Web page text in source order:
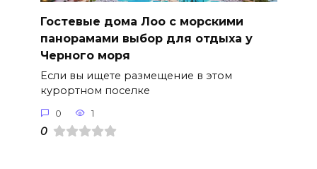
Гостевые дома Лоо с морскими
панорамами выбор для отдыха у
Черного моря
Если вы ищете размещение в этом
курортном поселке
0 1
0